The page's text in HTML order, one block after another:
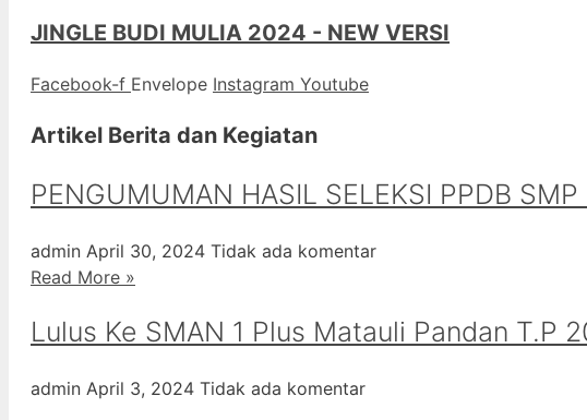
JINGLE BUDI MULIA 2024 - NEW VERSI
Facebook-f Envelope Instagram Youtube
Artikel Berita dan Kegiatan
PENGUMUMAN HASIL SELEKSI PPDB
admin April 30, 2024 Tidak ada komentar
Read More »
Lulus Ke SMAN 1 Plus Matauli Pandan T.P
admin April 3, 2024 Tidak ada komentar